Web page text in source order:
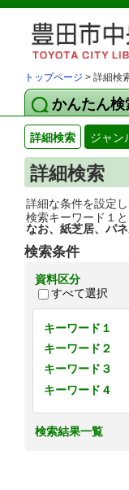
トップページ > 詳細検
かんたん検
詳細検索 ジャン
詳細検索
詳細な条件を設定
検索キーワード１
なお、紙芝居、パ
検索条件
資料区分
すべて選択
キーワード１
キーワード２
キーワード３
キーワード４
検索結果一覧